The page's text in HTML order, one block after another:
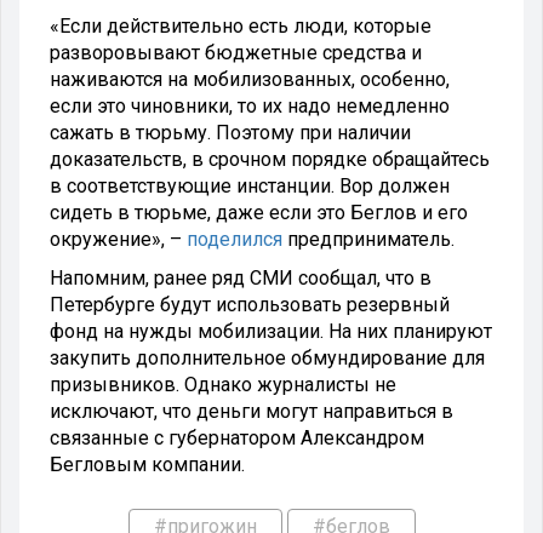
«Если действительно есть люди, которые
разворовывают бюджетные средства и
наживаются на мобилизованных, особенно,
если это чиновники, то их надо немедленно
сажать в тюрьму. Поэтому при наличии
доказательств, в срочном порядке обращайтесь
в соответствующие инстанции. Вор должен
сидеть в тюрьме, даже если это Беглов и его
окружение», – поделился предприниматель.
Напомним, ранее ряд СМИ сообщал, что в
Петербурге будут использовать резервный
фонд на нужды мобилизации. На них планируют
закупить дополнительное обмундирование для
призывников. Однако журналисты не
исключают, что деньги могут направиться в
связанные с губернатором Александром
Бегловым компании.
#пригожин #беглов